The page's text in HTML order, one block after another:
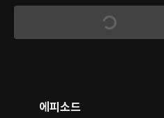
않았지만 사이가 정말 좋다. 자옥의
엔, 인나, 광수 등이 함께 산다. 어느
경하고, 세경이 순재네 가정부가 되
에피소드